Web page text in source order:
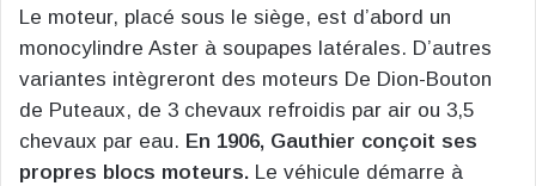
Le moteur, placé sous le siège, est d’abord un
monocylindre Aster à soupapes latérales. D’autres
variantes intègreront des moteurs De Dion-Bouton
de Puteaux, de 3 chevaux refroidis par air ou 3,5
chevaux par eau. En 1906, Gauthier conçoit ses
propres blocs moteurs. Le véhicule démarre à